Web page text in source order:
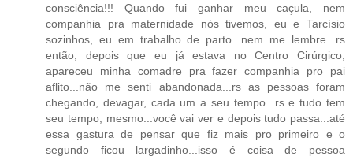
consciência!!! Quando fui ganhar meu caçula, nem
companhia pra maternidade nós tivemos, eu e Tarcísio
sozinhos, eu em trabalho de parto...nem me lembre...rs
então, depois que eu já estava no Centro Cirúrgico,
apareceu minha comadre pra fazer companhia pro pai
aflito...não me senti abandonada...rs as pessoas foram
chegando, devagar, cada um a seu tempo...rs e tudo tem
seu tempo, mesmo...você vai ver e depois tudo passa...até
essa gastura de pensar que fiz mais pro primeiro e o
segundo ficou largadinho...isso é coisa de pessoa